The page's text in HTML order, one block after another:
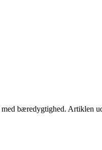
bæredygtighed.